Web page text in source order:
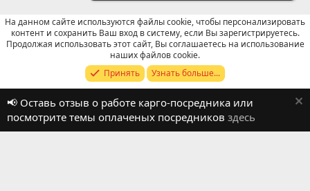
Отзывы о работе посредников
Russian (RU)
Обратная связь
Условия и правила
Политика конфиденциальности
Помощь
R
На данном сайте используются файлы cookie, чтобы персонализировать
контент и сохранить Ваш вход в систему, если Вы зарегистрируетесь.
Продолжая использовать этот сайт, Вы соглашаетесь на использование
наших файлов cookie.
Принять
Узнать больше...
📢 Оставь отзыв о работе карго-посредника или
посмотрите темы оплаченых посредников здесь